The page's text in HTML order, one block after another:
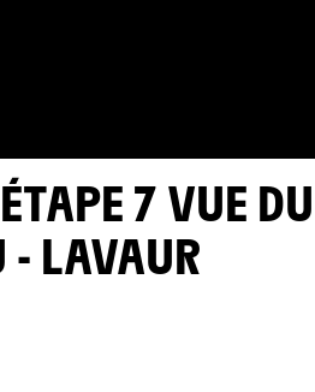
- LAVAUR